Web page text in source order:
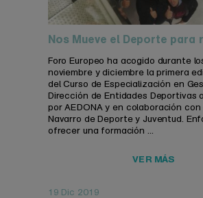
Nos Mueve el Deporte
Foro Europeo ha acogido durante
noviembre y diciembre la primera
del Curso de Especialización en
Dirección de Entidades Deportivas
por AEDONA y en colaboración
Navarro de Deporte y Juventud.
ofrecer una formación ...
VER MÁS
19 Dic 2019